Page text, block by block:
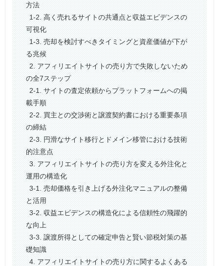
方法
1-2. 高く売れるサイトの共通点と収益エビデンスの
可視化
1-3. 売却を検討すべきタイミングと資産価値が下が
る兆候
2. アフィリエイトサイトの売り方で失敗しないため
の全7ステップ
2-1. サイトの査定依頼からプラットフォームへの掲
載手順
2-2. 買主との交渉術と譲渡契約書における重要条項
の締結
2-3. 円滑なサイト移行とドメイン移管における技術
的注意点
3. アフィリエイトサイトの売り方を変える外注化と
運用の構造化
3-1. 売却価格を引き上げる外注化マニュアルの整備
と活用
3-2. 収益エビデンスの構造化による信頼性の飛躍的
な向上
3-3. 譲渡所得としての確定申告と賢い節税対策の基
礎知識
4. アフィリエイトサイトの売り方に関するよくある